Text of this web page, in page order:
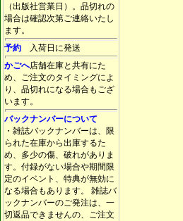
（出版社営業日）。品切れの
場合は確認次第ご連絡いたし
ます。
予約 入荷日に発送
かごへ店舗在庫と共有にた
め、ご注文のタイミングによ
り、品切れになる場合もござ
います。
バックナンバーについて
・雑誌バックナンバーは、限
られた在庫から出庫するた
め、多少の傷、破れがありま
す。付録がない場合や期間限
定のイベント、特典が無効に
なる場合もあります。 雑誌バ
ックナンバーのご発注は、一
切返品できませんの、ご注文